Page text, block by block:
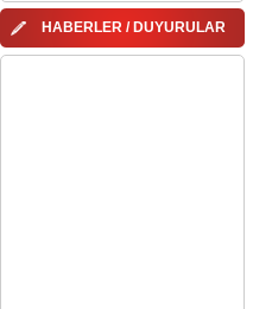
HABERLER / DUYURULAR